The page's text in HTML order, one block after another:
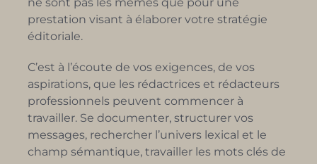
prestation visant à élaborer votre stratégie
éditoriale.
C’est à l’écoute de vos exigences, de vos
aspirations, que les rédactrices et rédacteurs
professionnels peuvent commencer à
travailler. Se documenter, structurer vos
messages, rechercher l’univers lexical et le
champ sémantique, travailler les mots clés de